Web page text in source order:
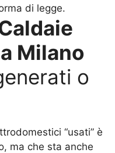
di legge.
Milano
o
“usati” è
ma che sta anche